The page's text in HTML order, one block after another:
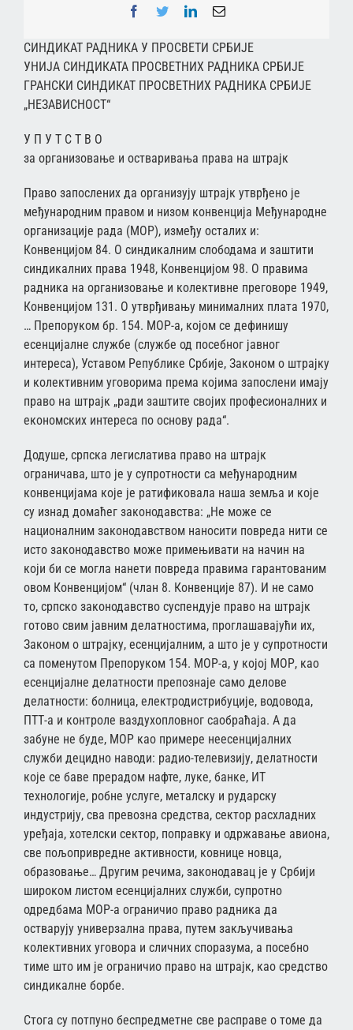
Facebook
TwitterLinkedInEmail
СИНДИКАТ РАДНИКА У ПРОСВЕТИ СРБИЈЕ
УНИЈА СИНДИКАТА ПРОСВЕТНИХ РАДНИКА СРБИЈЕ
ГРАНСКИ СИНДИКАТ ПРОСВЕТНИХ РАДНИКА СРБИЈЕ
„НЕЗАВИСНОСТ“
У П У Т С Т В О
за организовање и остваривања права на штрајк
Право запослених да организују штрајк утврђено је
међународним правом и низом конвенција Међународне
организације рада (МОР), између осталих и:
Конвенцијом 84. О синдикалним слободама и заштити
синдикалних права 1948, Конвенцијом 98. О правима
радника на организовање и колективне преговоре 1949,
Конвенцијом 131. О утврђивању минималних плата 1970,
… Препоруком бр. 154. МОР-а, којом се дефинишу
есенцијалне службе (службе од посебног јавног
интереса), Уставом Републике Србије, Законом о штрајку
и колективним уговорима према којима запослени имају
право на штрајк „ради заштите својих професионалних и
економских интереса по основу рада“.
Додуше, српска легислатива право на штрајк
ограничава, што је у супротности са међународним
конвенцијама које је ратификовала наша земља и које
су изнад домаћег законодавства: „Не може се
националним законодавством наносити повреда нити се
исто законодавство може примењивати на начин на
који би се могла нанети повреда правима гарантованим
овом Конвенцијом“ (члан 8. Конвенције 87). И не само
то, српско законодавство суспендује право на штрајк
готово свим јавним делатностима, проглашавајући их,
Законом о штрајку, есенцијалним, а што је у супротности
са поменутом Препоруком 154. МОР-а, у којој МОР, као
есенцијалне делатности препознаје само делове
делатности: болница, електродистрибуције, водовода,
ПТТ-а и контроле ваздухопловног саобраћаја. А да
забуне не буде, МОР као примере неесенцијалних
служби децидно наводи: радио-телевизију, делатности
које се баве прерадом нафте, луке, банке, ИТ
технологије, робне услуге, металску и рударску
индустрију, сва превозна средства, сектор расхладних
уређаја, хотелски сектор, поправку и одржавање авиона,
све пољопривредне активности, ковнице новца,
образовање… Другим речима, законодавац је у Србији
широком листом есенцијалних служби, супротно
одредбама МОР-а ограничио право радника да
остварују универзална права, путем закључивања
колективних уговора и сличних споразума, а посебно
тиме што им је ограничио право на штрајк, као средство
синдикалне борбе.
Стога су потпуно беспредметне све расправе о томе да